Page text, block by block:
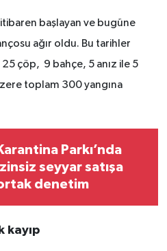
başlayan ve bugüne
ağır oldu. Bu tarihler
çöp, 9 bahçe, 5 anız ile 5
toplam 300 yangına
Parkı’nda
seyyar satışa
denetim
kayıp